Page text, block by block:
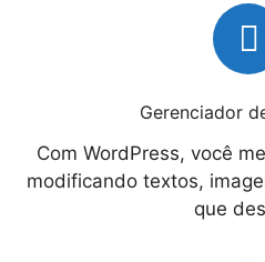
Gerenciador
Com WordPress, você
modificando textos,
que